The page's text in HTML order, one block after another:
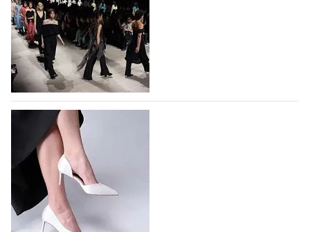
На участие в Московской неделе моды
подано 1047 заявок
На участие в седьмой Московской неделе моды,
которая пройдет в российской столице с 26 сентября
по 1 октября, уже подано 1047 заявок. Примерно
половину из них (494) прислали дизайнеры,